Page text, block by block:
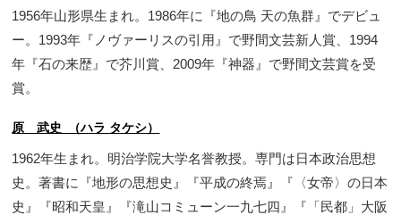
1956年山形県生まれ。1986年に『地の鳥 天の魚群』でデビュ
ー。1993年『ノヴァーリスの引用』で野間文芸新人賞、1994
年『石の来歴』で芥川賞、2009年『神器』で野間文芸賞を受
賞。
原 武史 （ハラ タケシ）
1962年生まれ。明治学院大学名誉教授。専門は日本政治思想
史。著書に『地形の思想史』『平成の終焉』『〈女帝〉の日本
史』『昭和天皇』『滝山コミューン一九七四』『「民都」大阪